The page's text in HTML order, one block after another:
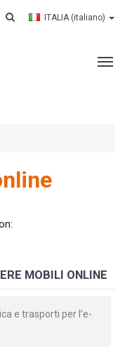
ITALIA (italiano)
MOBILI ONLINE
e trasporti per l’e-